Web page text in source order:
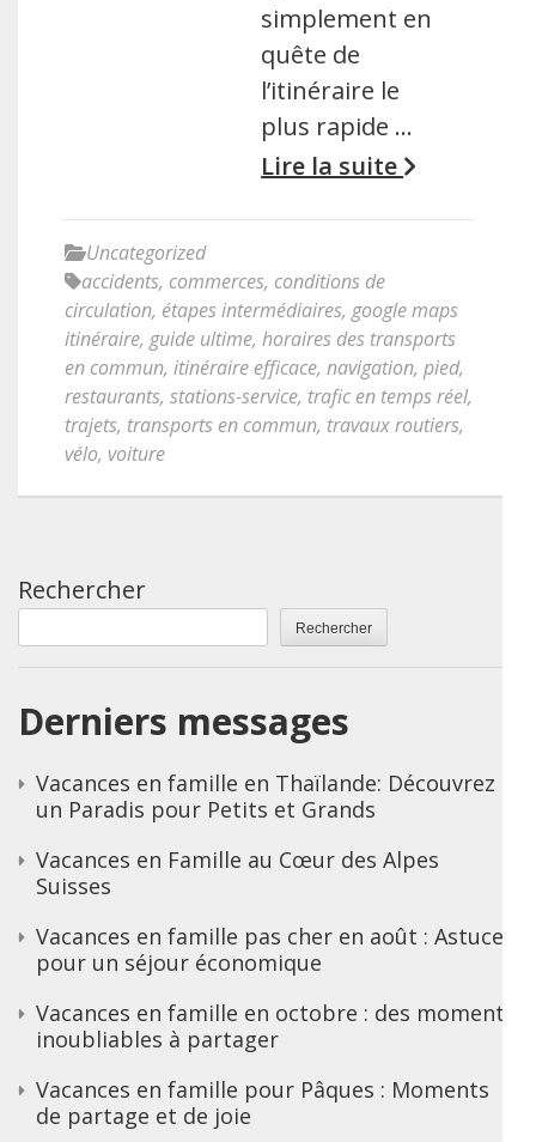
simplement en
quête de
l’itinéraire le
plus rapide …
Lire la suite
Uncategorized
accidents, commerces, conditions de
circulation, étapes intermédiaires, google maps
itinéraire, guide ultime, horaires des transports
en commun, itinéraire efficace, navigation, pied,
restaurants, stations-service, trafic en temps réel,
trajets, transports en commun, travaux routiers,
vélo, voiture
Rechercher
Rechercher
Derniers messages
Vacances en famille en Thaïlande: Découvrez
un Paradis pour Petits et Grands
Vacances en Famille au Cœur des Alpes
Suisses
Vacances en famille pas cher en août : Astuces
pour un séjour économique
Vacances en famille en octobre : des moments
inoubliables à partager
Vacances en famille pour Pâques : Moments
de partage et de joie